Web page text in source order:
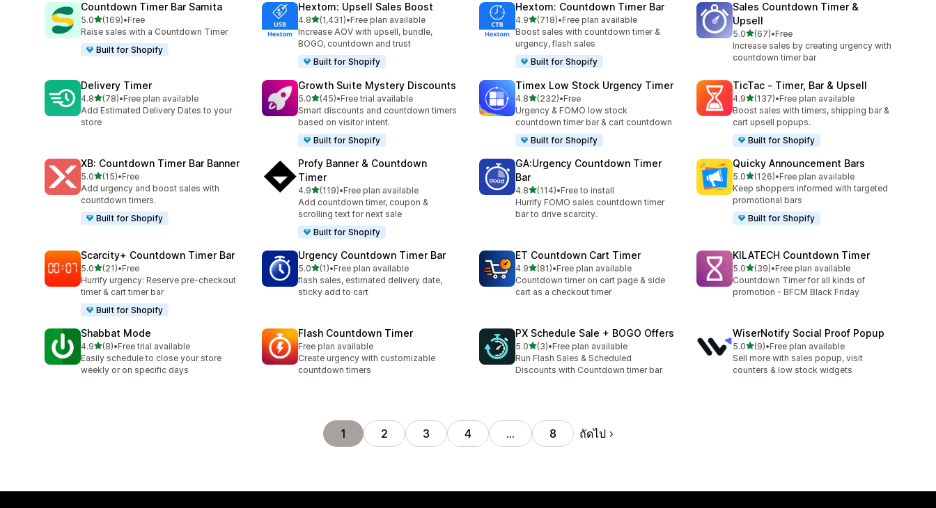
Countdown Timer Bar Samita
5.0เต็ม 5 ดาว
(169)
ทั้งหมด 169 รีวิว
•Free
Raise sales with a Countdown Timer
Built for Shopify
Hextom: Upsell Sales Boost
4.8เต็ม 5 ดาว
(1,431)
ทั้งหมด 1431 รีวิว
•Free plan available
Increase AOV with upsell, bundle,
BOGO, countdown and trust
Built for Shopify
Hextom: Countdown Timer Bar
4.9เต็ม 5 ดาว
(718)
ทั้งหมด 718 รีวิว
•Free plan available
Boost sales with countdown timer &
urgency, flash sales
Built for Shopify
Sales Countdown Timer &
Upsell
5.0เต็ม 5 ดาว
(67)
ทั้งหมด 67 รีวิว
•Free
Increase sales by creating urgency with
countdown timer bar
Delivery Timer
4.8เต็ม 5 ดาว
(78)
ทั้งหมด 78 รีวิว
•Free plan available
Add Estimated Delivery Dates to your
store
Growth Suite Mystery Discounts
5.0เต็ม 5 ดาว
(45)
ทั้งหมด 45 รีวิว
•Free trial available
Smart discounts and countdown timers
based on visitor intent.
Built for Shopify
Timex Low Stock Urgency Timer
4.8เต็ม 5 ดาว
(232)
ทั้งหมด 232 รีวิว
•Free
Urgency & FOMO low stock
countdown timer bar & cart countdown
Built for Shopify
TicTac ‑ Timer, Bar & Upsell
4.9เต็ม 5 ดาว
(137)
ทั้งหมด 137 รีวิว
•Free plan available
Boost sales with timers, shipping bar &
cart upsell popups.
Built for Shopify
XB: Countdown Timer Bar Banner
5.0เต็ม 5 ดาว
(15)
ทั้งหมด 15 รีวิว
•Free
Add urgency and boost sales with
countdown timers.
Built for Shopify
Profy Banner & Countdown
Timer
4.9เต็ม 5 ดาว
(119)
ทั้งหมด 119 รีวิว
•Free plan available
Add countdown timer, coupon &
scrolling text for next sale
Built for Shopify
GA:Urgency Countdown Timer
Bar
4.8เต็ม 5 ดาว
(114)
ทั้งหมด 114 รีวิว
•Free to install
Hurrify FOMO sales countdown timer
bar to drive scarcity.
Quicky Announcement Bars
5.0เต็ม 5 ดาว
(126)
ทั้งหมด 126 รีวิว
•Free plan available
Keep shoppers informed with targeted
promotional bars
Built for Shopify
Scarcity+ Countdown Timer Bar
5.0เต็ม 5 ดาว
(21)
ทั้งหมด 21 รีวิว
•Free
Hurrify urgency: Reserve pre-checkout
timer & cart timer bar
Built for Shopify
Urgency Countdown Timer Bar
5.0เต็ม 5 ดาว
(1)
ทั้งหมด 1 รีวิว
•Free plan available
flash sales, estimated delivery date,
sticky add to cart
ET Countdown Cart Timer
4.9เต็ม 5 ดาว
(81)
ทั้งหมด 81 รีวิว
•Free plan available
Countdown timer on cart page & side
cart as a checkout timer
KILATECH Countdown Timer
5.0เต็ม 5 ดาว
(39)
ทั้งหมด 39 รีวิว
•Free plan available
Countdown Timer for all kinds of
promotion - BFCM Black Friday
Shabbat Mode
4.9เต็ม 5 ดาว
(8)
ทั้งหมด 8 รีวิว
•Free trial available
Easily schedule to close your store
weekly or on specific days
Flash Countdown Timer
Free plan available
Create urgency with customizable
countdown timers
PX Schedule Sale + BOGO Offers
5.0เต็ม 5 ดาว
(3)
ทั้งหมด 3 รีวิว
•Free plan available
Run Flash Sales & Scheduled
Discounts with Countdown timer bar
WiserNotify Social Proof Popup
5.0เต็ม 5 ดาว
(9)
ทั้งหมด 9 รีวิว
•Free plan available
Sell more with sales popup, visit
counters & low stock widgets
1 2 3 4 … 8 ถัดไป